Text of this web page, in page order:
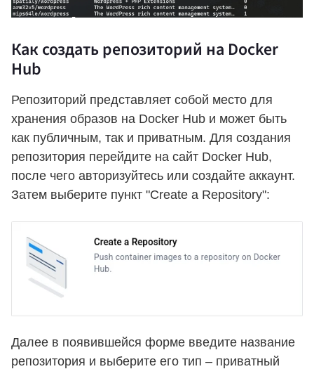
Как создать репозиторий на Docker
Hub
Репозиторий представляет собой место для
хранения образов на Docker Hub и может быть
как публичным, так и приватным. Для создания
репозитория перейдите на сайт Docker Hub,
после чего авторизуйтесь или создайте аккаунт.
Затем выберите пункт "Create a Repository":
Далее в появившейся форме введите название
репозитория и выберите его тип – приватный